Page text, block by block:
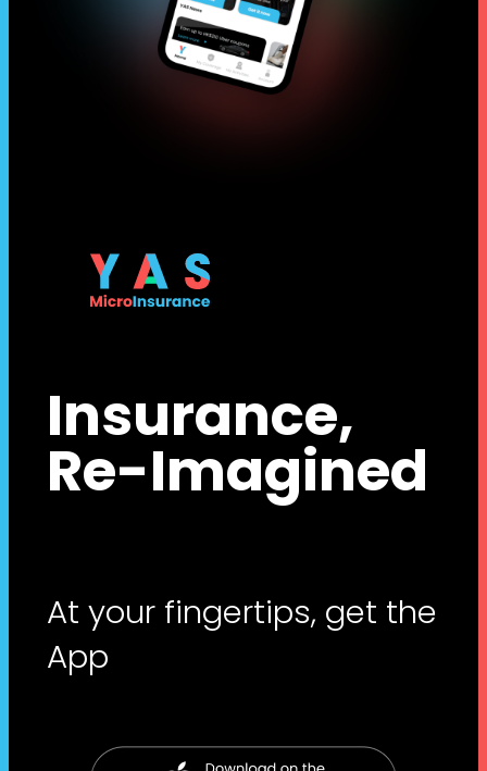
Insurance,
Re-Imagined
At your fingertips, get the
App